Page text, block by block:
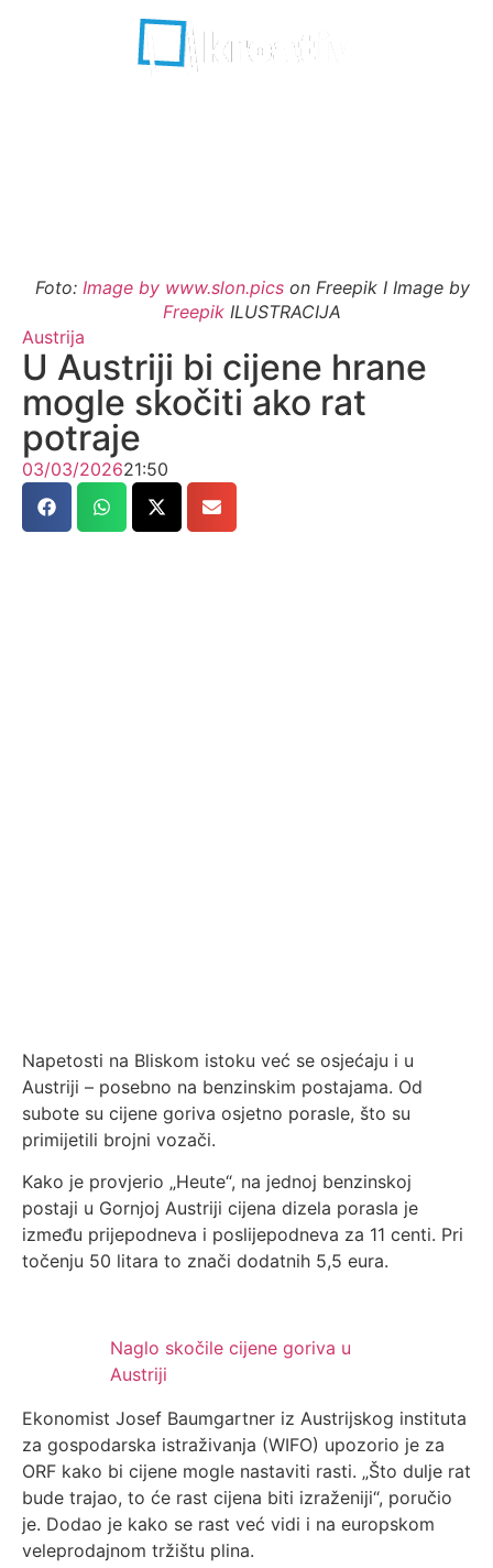
Foto: Image by www.slon.picson Freepik I Image by
Freepik ILUSTRACIJA
Austrija
U Austriji bi cijene hrane
mogle skočiti ako rat
potraje
03/03/202621:50
Napetosti na Bliskom istoku već se osjećaju i u
Austriji – posebno na benzinskim postajama. Od
subote su cijene goriva osjetno porasle, što su
primijetili brojni vozači.
Kako je provjerio „Heute“, na jednoj benzinskoj
postaji u Gornjoj Austriji cijena dizela porasla je
između prijepodneva i poslijepodneva za 11 centi. Pri
točenju 50 litara to znači dodatnih 5,5 eura.
Naglo skočile cijene goriva u
Austriji
Ekonomist Josef Baumgartner iz Austrijskog instituta
za gospodarska istraživanja (WIFO) upozorio je za
ORF kako bi cijene mogle nastaviti rasti. „Što dulje rat
bude trajao, to će rast cijena biti izraženiji“, poručio
je. Dodao je kako se rast već vidi i na europskom
veleprodajnom tržištu plina.